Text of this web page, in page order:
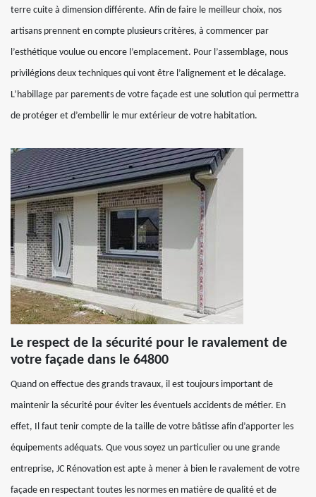
terre cuite à dimension différente. Afin de faire le meilleur choix, nos
artisans prennent en compte plusieurs critères, à commencer par
l’esthétique voulue ou encore l’emplacement. Pour l’assemblage, nous
privilégions deux techniques qui vont être l’alignement et le décalage.
L’habillage par parements de votre façade est une solution qui permettra
de protéger et d’embellir le mur extérieur de votre habitation.
Le respect de la sécurité pour le ravalement de
votre façade dans le 64800
Quand on effectue des grands travaux, il est toujours important de
maintenir la sécurité pour éviter les éventuels accidents de métier. En
effet, Il faut tenir compte de la taille de votre bâtisse afin d’apporter les
équipements adéquats. Que vous soyez un particulier ou une grande
entreprise, JC Rénovation est apte à mener à bien le ravalement de votre
façade en respectant toutes les normes en matière de qualité et de